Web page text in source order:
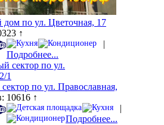
дом по ул. Цветочная, 17
↑
|
Подробнее...
по ул. Православная,
10616 ↑
|
Подробнее...